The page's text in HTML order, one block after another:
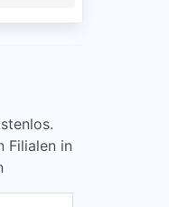
Filialen in